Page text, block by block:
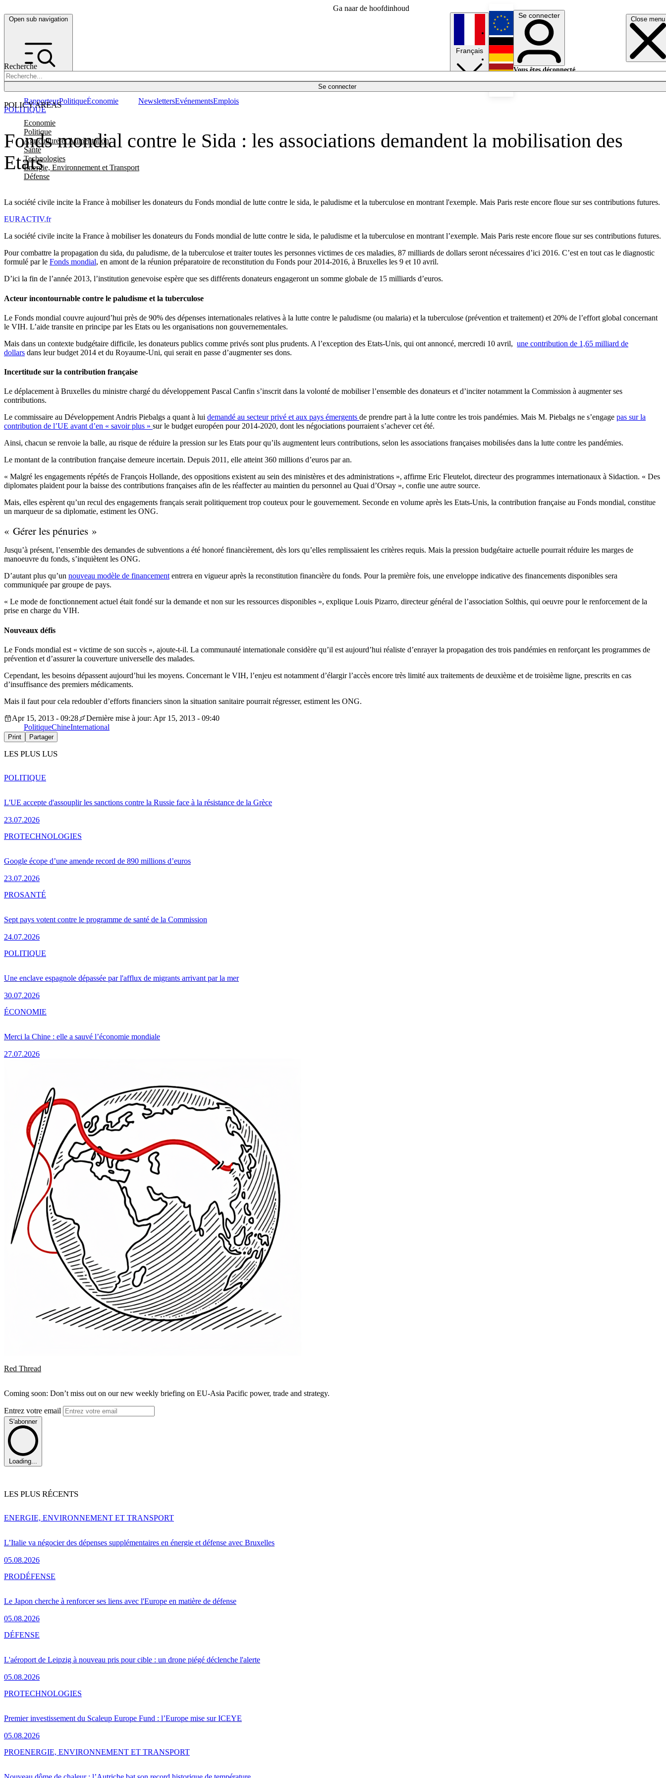
Ga naar de hoofdinhoud
Open sub navigation Close menu
Recherche
Se connecter
POLICY AREAS
Economie
Politique
Agriculture et Alimentation
Santé
Technologies
Energie, Environnement et Transport
Défense
RapporteurPolitiqueÉconomie NewslettersEvénementsEmplois
Français
English
Deutsch
Se connecter
Vous êtes déconnecté.
Fonds mondial contre le Sida : les associations demandent la mobilisation des
Etats
La société civile incite la France à mobiliser les donateurs du Fonds mondial de lutte contre le sida, le paludisme et la tuberculose en montrant l'exemple. Mais Paris reste encore floue sur ses contributions futures.
POLITIQUE
EURACTIV.fr
La société civile incite la France à mobiliser les donateurs du Fonds mondial de lutte contre le sida, le paludisme et la tuberculose en montrant l’exemple. Mais Paris reste encore floue sur ses contributions futures.
Pour combattre la propagation du sida, du paludisme, de la tuberculose et traiter toutes les personnes victimes de ces maladies, 87 milliards de dollars seront nécessaires d’ici 2016. C’est en tout cas le diagnostic
formulé par le Fonds mondial, en amont de la réunion préparatoire de reconstitution du Fonds pour 2014-2016, à Bruxelles les 9 et 10 avril.
D’ici la fin de l’année 2013, l’institution genevoise espère que ses différents donateurs engageront un somme globale de 15 milliards d’euros.
Acteur incontournable contre le paludisme et la tuberculose
Le Fonds mondial couvre aujourd’hui près de 90% des dépenses internationales relatives à la lutte contre le paludisme (ou malaria) et la tuberculose (prévention et traitement) et 20% de l’effort global concernant
le VIH. L’aide transite en principe par les Etats ou les organisations non gouvernementales.
Mais dans un contexte budgétaire difficile, les donateurs publics comme privés sont plus prudents. A l’exception des Etats-Unis, qui ont annoncé, mercredi 10 avril, une contribution de 1,65 milliard de
dollars dans leur budget 2014 et du Royaume-Uni, qui serait en passe d’augmenter ses dons.
Incertitude sur la contribution française
Le déplacement à Bruxelles du ministre chargé du développement Pascal Canfin s’inscrit dans la volonté de mobiliser l’ensemble des donateurs et d’inciter notamment la Commission à augmenter ses
contributions.
Le commissaire au Développement Andris Piebalgs a quant à lui demandé au secteur privé et aux pays émergents de prendre part à la lutte contre les trois pandémies. Mais M. Piebalgs ne s’engage pas sur la
contribution de l’UE avant d’en « savoir plus » sur le budget européen pour 2014-2020, dont les négociations pourraient s’achever cet été.
Ainsi, chacun se renvoie la balle, au risque de réduire la pression sur les Etats pour qu’ils augmentent leurs contributions, selon les associations françaises mobilisées dans la lutte contre les pandémies.
Le montant de la contribution française demeure incertain. Depuis 2011, elle atteint 360 millions d’euros par an.
« Malgré les engagements répétés de François Hollande, des oppositions existent au sein des ministères et des administrations », affirme Eric Fleutelot, directeur des programmes internationaux à Sidaction. « Des
diplomates plaident pour la baisse des contributions françaises afin de les réaffecter au maintien du personnel au Quai d’Orsay », confie une autre source.
Mais, elles espèrent qu’un recul des engagements français serait politiquement trop couteux pour le gouvernement. Seconde en volume après les Etats-Unis, la contribution française au Fonds mondial, constitue
un marqueur de sa diplomatie, estiment les ONG.
« Gérer les pénuries »
Jusqu’à présent, l’ensemble des demandes de subventions a été honoré financièrement, dès lors qu’elles remplissaient les critères requis. Mais la pression budgétaire actuelle pourrait réduire les marges de
manoeuvre du fonds, s’inquiètent les ONG.
D’autant plus qu’un nouveau modèle de financemententrera en vigueur après la reconstitution financière du fonds. Pour la première fois, une enveloppe indicative des financements disponibles sera
communiquée par groupe de pays.
« Le mode de fonctionnement actuel était fondé sur la demande et non sur les ressources disponibles », explique Louis Pizarro, directeur général de l’association Solthis, qui oeuvre pour le renforcement de la
prise en charge du VIH.
Nouveaux défis
Le Fonds mondial est « victime de son succès », ajoute-t-il. La communauté internationale considère qu’il est aujourd’hui réaliste d’enrayer la propagation des trois pandémies en renforçant les programmes de
prévention et d’assurer la couverture universelle des malades.
Cependant, les besoins dépassent aujourd’hui les moyens. Concernant le VIH, l’enjeu est notamment d’élargir l’accès encore très limité aux traitements de deuxième et de troisième ligne, prescrits en cas
d’insuffisance des premiers médicaments.
Mais il faut pour cela redoubler d’efforts financiers sinon la situation sanitaire pourrait régresser, estiment les ONG.
Apr 15, 2013 - 09:28
Dernière mise à jour: Apr 15, 2013 - 09:40
PolitiqueChineInternational
Print Partager
LES PLUS LUS
L'UE accepte d'assouplir les sanctions contre la Russie face à la résistance de la Grèce
23.07.2026
POLITIQUE
Google écope d’une amende record de 890 millions d’euros
23.07.2026
PROTECHNOLOGIES
Sept pays votent contre le programme de santé de la Commission
24.07.2026
PROSANTÉ
Une enclave espagnole dépassée par l'afflux de migrants arrivant par la mer
30.07.2026
POLITIQUE
Merci la Chine : elle a sauvé l’économie mondiale
27.07.2026
ÉCONOMIE
Red Thread
Coming soon: Don’t miss out on our new weekly briefing on EU-Asia Pacific power, trade and strategy.
Entrez votre email
S'abonner
Loading...
LES PLUS RÉCENTS
L’Italie va négocier des dépenses supplémentaires en énergie et défense avec Bruxelles
05.08.2026
ENERGIE, ENVIRONNEMENT ET TRANSPORT
Le Japon cherche à renforcer ses liens avec l'Europe en matière de défense
05.08.2026
PRODÉFENSE
L'aéroport de Leipzig à nouveau pris pour cible : un drone piégé déclenche l'alerte
05.08.2026
DÉFENSE
Premier investissement du Scaleup Europe Fund : l’Europe mise sur ICEYE
05.08.2026
PROTECHNOLOGIES
PROENERGIE, ENVIRONNEMENT ET TRANSPORT